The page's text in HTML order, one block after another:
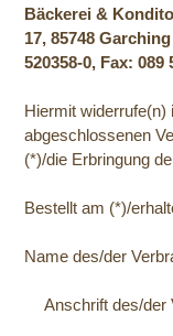
Bäckerei &
17, 85748
520358-0, Fax: 089
Hiermit
abgeschlossenen
(*)/die Erbringung
Bestellt am (*)/
Name des/der
Anschrift des/der